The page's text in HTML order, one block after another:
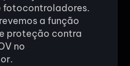
fotocontroladores.
a função
proteção contra
no